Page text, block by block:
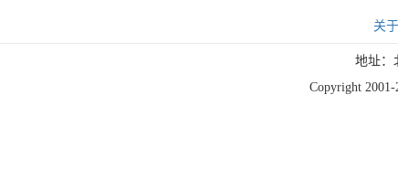
关
地址：
Copyright 2001-